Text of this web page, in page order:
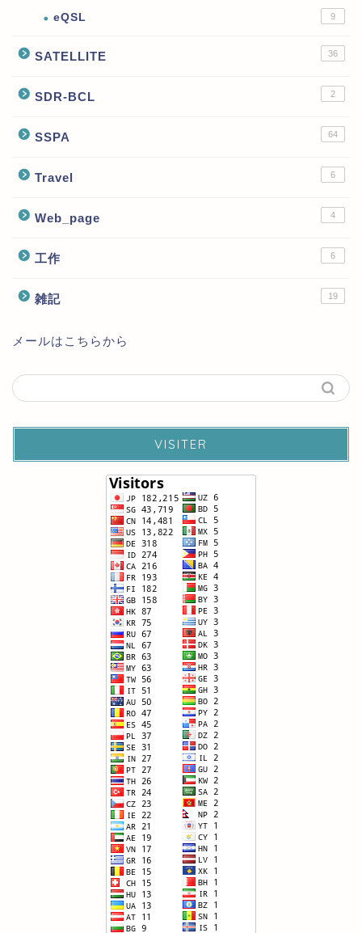
eQSL 9
SATELLITE 36
SDR-BCL 2
SSPA 64
Travel 6
Web_page 4
工作 6
雑記 19
メールはこちらから
VISITER